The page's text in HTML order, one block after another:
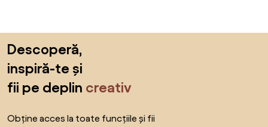
Descoperă,
inspiră-te și
fii pe deplin creativ
Obține acces la toate funcțiile și fii